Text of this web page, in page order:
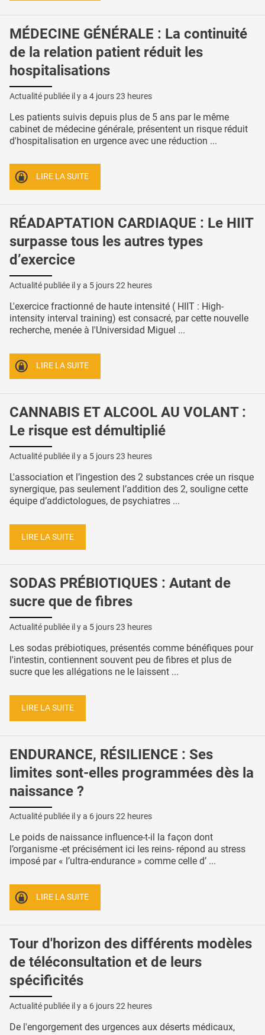
MÉDECINE GÉNÉRALE : La continuité
de la relation patient réduit les
hospitalisations
Actualité publiée il y a 4 jours 23 heures
Les patients suivis depuis plus de 5 ans par le même
cabinet de médecine générale, présentent un risque réduit
d'hospitalisation en urgence avec une réduction ...
LIRE LA SUITE
RÉADAPTATION CARDIAQUE : Le HIIT
surpasse tous les autres types
d’exercice
Actualité publiée il y a 5 jours 22 heures
L'exercice fractionné de haute intensité ( HIIT : High-
intensity interval training) est consacré, par cette nouvelle
recherche, menée à l'Universidad Miguel ...
LIRE LA SUITE
CANNABIS ET ALCOOL AU VOLANT :
Le risque est démultiplié
Actualité publiée il y a 5 jours 23 heures
L'association et l’ingestion des 2 substances crée un risque
synergique, pas seulement l’addition des 2, souligne cette
équipe d’addictologues, de psychiatres ...
LIRE LA SUITE
SODAS PRÉBIOTIQUES : Autant de
sucre que de fibres
Actualité publiée il y a 5 jours 23 heures
Les sodas prébiotiques, présentés comme bénéfiques pour
l'intestin, contiennent souvent peu de fibres et plus de
sucre que les allégations ne le laissent ...
LIRE LA SUITE
ENDURANCE, RÉSILIENCE : Ses
limites sont-elles programmées dès la
naissance ?
Actualité publiée il y a 6 jours 22 heures
Le poids de naissance influence-t-il la façon dont
l’organisme -et précisément ici les reins- répond au stress
imposé par « l’ultra-endurance » comme celle d’ ...
LIRE LA SUITE
Tour d'horizon des différents modèles
de téléconsultation et de leurs
spécificités
Actualité publiée il y a 6 jours 22 heures
De l'engorgement des urgences aux déserts médicaux,